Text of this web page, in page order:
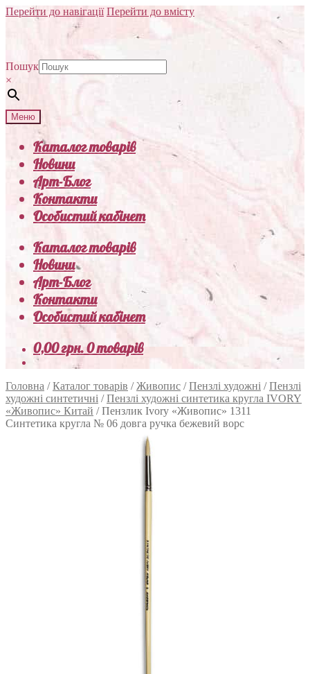
Перейти до навігації Перейти до вмісту
Пошук
×
Меню
Каталог товарів
Новини
Арт-Блог
Контакти
Особистий кабінет
Каталог товарів
Новини
Арт-Блог
Контакти
Особистий кабінет
0,00грн.0 товарів
Головна /Каталог товарів /Живопис /Пензлі художні /Пензлі
художні синтетичні /Пензлі художні синтетика кругла IVORY
«Живопис» Китай /Пензлик Ivory «Живопис» 1311
Синтетика кругла № 06 довга ручка бежевий ворс